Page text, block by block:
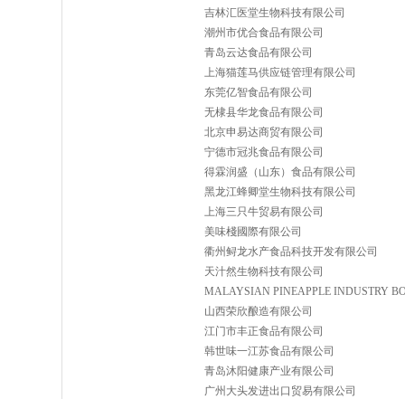
吉林汇医堂生物科技有限公司
潮州市优合食品有限公司
青岛云达食品有限公司
上海猫莲马供应链管理有限公司
东莞亿智食品有限公司
无棣县华龙食品有限公司
北京申易达商贸有限公司
宁德市冠兆食品有限公司
得霖润盛（山东）食品有限公司
黑龙江蜂卿堂生物科技有限公司
上海三只牛贸易有限公司
美味棧國際有限公司
衢州鲟龙水产食品科技开发有限公司
天汁然生物科技有限公司
MALAYSIAN PINEAPPLE INDUSTRY
山西荣欣酿造有限公司
江门市丰正食品有限公司
韩世味一江苏食品有限公司
青岛沐阳健康产业有限公司
广州大头发进出口贸易有限公司